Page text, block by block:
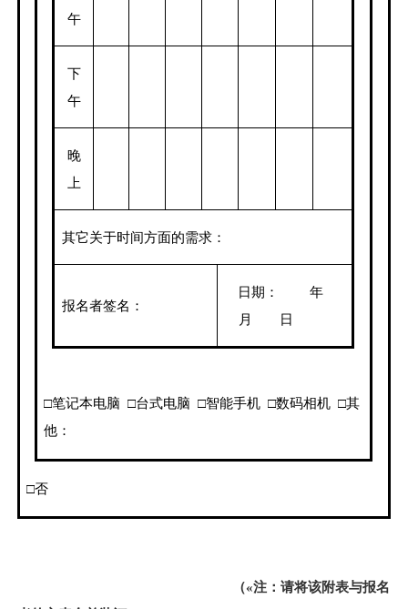
午
下
午
晚
上
其它关于时间方面的需求：
报名者签名：
日期： 年
月 日
□笔记本电脑 □台式电脑 □智能手机 □数码相机 □其
他：
□否
（«注：请将该附表与报名